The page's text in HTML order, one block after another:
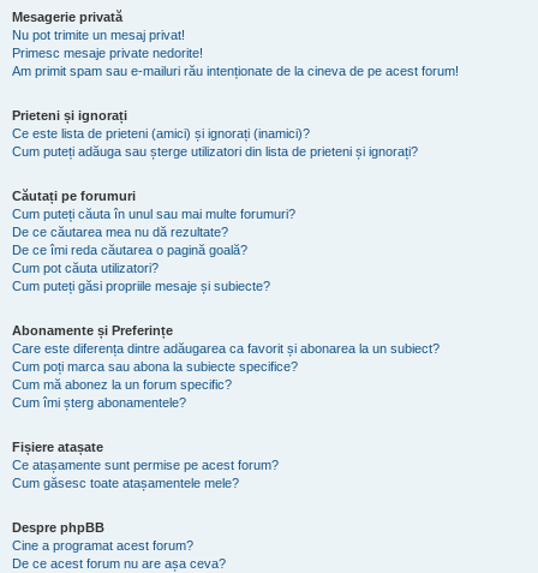
Mesagerie privată
Nu pot trimite un mesaj privat!
Primesc mesaje private nedorite!
Am primit spam sau e-mailuri rău intenționate de la cineva de pe acest forum!
Prieteni și ignorați
Ce este lista de prieteni (amici) și ignorați (inamici)?
Cum puteți adăuga sau șterge utilizatori din lista de prieteni și ignorați?
Căutați pe forumuri
Cum puteți căuta în unul sau mai multe forumuri?
De ce căutarea mea nu dă rezultate?
De ce îmi reda căutarea o pagină goală?
Cum pot căuta utilizatori?
Cum puteți găsi propriile mesaje și subiecte?
Abonamente și Preferințe
Care este diferența dintre adăugarea ca favorit și abonarea la un subiect?
Cum poți marca sau abona la subiecte specifice?
Cum mă abonez la un forum specific?
Cum îmi șterg abonamentele?
Fișiere atașate
Ce atașamente sunt permise pe acest forum?
Cum găsesc toate atașamentele mele?
Despre phpBB
Cine a programat acest forum?
De ce acest forum nu are așa ceva?